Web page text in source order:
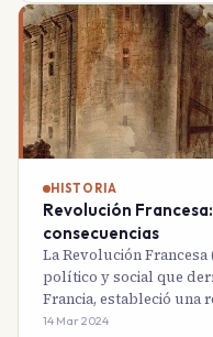
HISTORIA
Revolución
consecuencias
La Revolución Francesa
político y social que
Francia, estableció una
14 Mar 2024